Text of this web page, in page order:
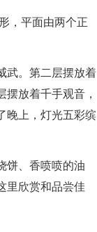
，平面由两个正
。第二层摆放着
放着千手观音，
晚上，灯光五彩缤
、香喷喷的油
里欣赏和品尝佳